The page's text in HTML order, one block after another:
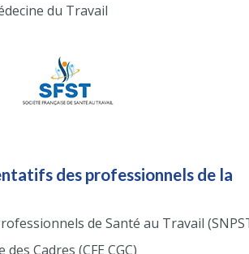
du Travail
des professionnels de la
de Santé au Travail
Cadres (CFE CGC)